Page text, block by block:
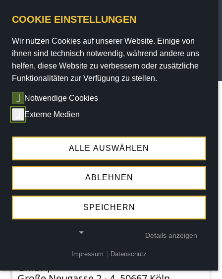
PROGRAMM
TICKETS
SERVICE
THEATER
ENGAGEMENT
Sie sind hier: Home / Programm
27.10.2026 | 20:15 UHR
DIE KÖLN-SHOW
JEDER MENSCH KANN KÖLNER
WERDEN - IN NUR 90 MINUTEN
Tickets ab 28,60 €
Ermäßigung verfügbar
Veranstalter:Alexandra Kassen Theater
GmbH,
COOKIE EINSTELLUNGEN
Wir nutzen Cookies auf unserer Website. Einige von
ihnen sind technisch notwendig, während andere uns
helfen, diese Website zu verbessern oder zusätzliche
Funktionalitäten zur Verfügung zu stellen.
Notwendige Cookies
Externe Medien
ALLE AUSWÄHLEN
ABLEHNEN
SPEICHERN
Details anzeigen
Impressum Datenschutz